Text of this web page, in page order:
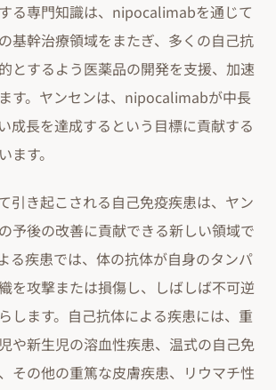
る専門知識は、nipocalimabを通じて
基幹治療領域をまたぎ、多くの自己抗
とするよう医薬品の開発を支援、加速
す。ヤンセンは、nipocalimabが中長
成長を達成するという目標に貢献する
ます。
引き起こされる自己免疫疾患は、ヤン
予後の改善に貢献できる新しい領域で
る疾患では、体の抗体が自身のタンパ
を攻撃または損傷し、しばしば不可逆
します。自己抗体による疾患には、重
や新生児の溶血性疾患、温式の自己免
その他の重篤な皮膚疾患、リウマチ性